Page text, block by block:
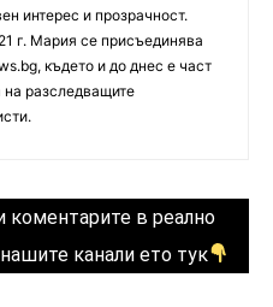
интерес и прозрачност.
г. Мария се присъединява
където и до днес е част
на разследващите
коментарите в реално
канали ето тук